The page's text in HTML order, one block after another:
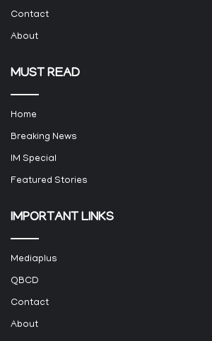
Contact
About
MUST READ
Home
Breaking News
IM Special
Featured Stories
IMPORTANT LINKS
Mediaplus
QBCD
Contact
About